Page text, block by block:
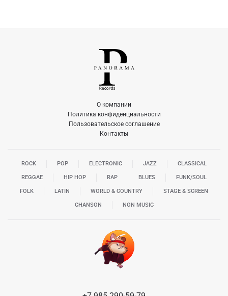
О компании
Политика конфиденциальности
Пользовательское соглашение
Контакты
ROCK POP ELECTRONIC JAZZ CLASSICAL
REGGAE HIP HOP RAP BLUES FUNK/SOUL
FOLK LATIN WORLD & COUNTRY STAGE & SCREEN
CHANSON NON MUSIC